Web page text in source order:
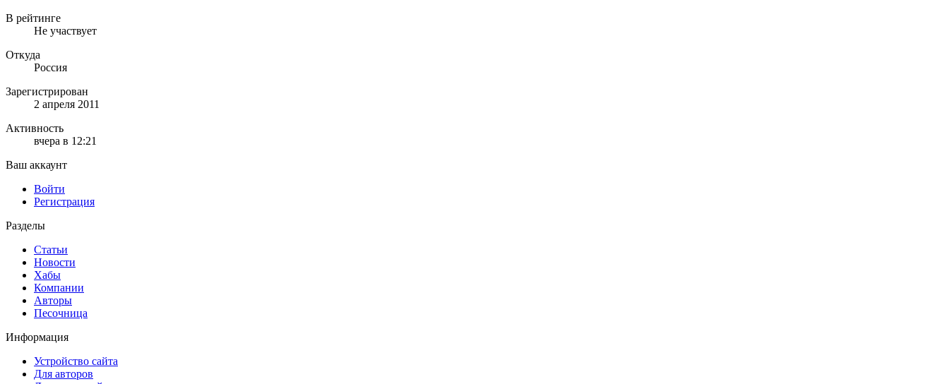
В рейтинге
Не участвует
Откуда
Россия
Зарегистрирован
2 апреля 2011
Активность
вчера в 12:21
Ваш аккаунт
Войти
Регистрация
Разделы
Статьи
Новости
Хабы
Компании
Авторы
Песочница
Информация
Устройство сайта
Для авторов